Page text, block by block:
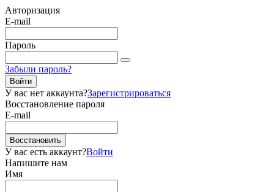
Авторизация
E-mail
Пароль
Забыли пароль?
Войти
У вас нет аккаунта?Зарегистрироваться
Восстановление пароля
E-mail
Восстановить
У вас есть аккаунт?Войти
Напишите нам
Имя